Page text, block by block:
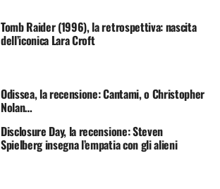
Tomb Raider (1996), la retrospettiva: nascita
dell’iconica Lara Croft
Odissea, la recensione: Cantami, o Christopher
Nolan…
Disclosure Day, la recensione: Steven
Spielberg insegna l’empatia con gli alieni